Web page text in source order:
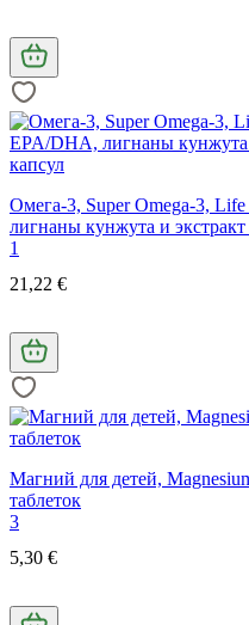
Омега-3, Super Omega-3,
лигнаны кунжута и
1
21,22 €
Магний для детей,
таблеток
3
5,30 €